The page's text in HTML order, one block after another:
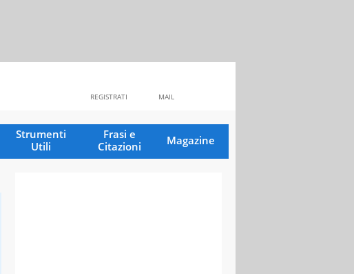
MAIL
REGISTRATI
Strumenti
Utili
Frasi e
Citazioni
Magazine